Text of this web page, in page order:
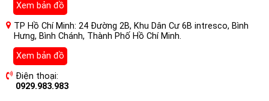
Xem bản đồ
TP Hồ Chí Minh: 24 Đường 2B, Khu Dân Cư 6B intresco, Bình
Hưng, Bình Chánh, Thành Phố Hồ Chí Minh.
Xem bản đồ
Điện thoại:
0929.983.983